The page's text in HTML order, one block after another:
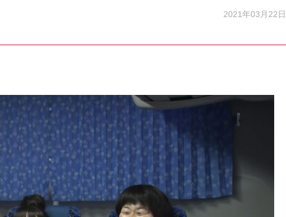
2021年03月22日